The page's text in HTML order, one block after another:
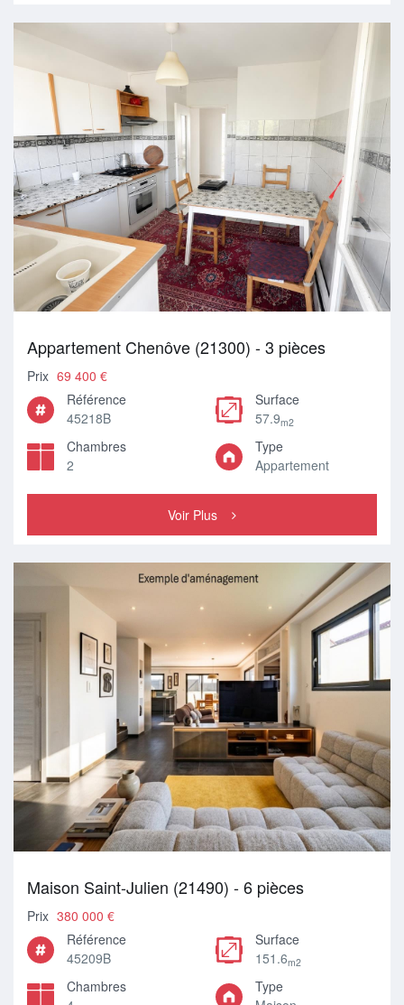
Appartement Chenôve (21300) - 3 pièces
Prix 69 400 €
Référence
45218B
Surface
57.9m2
Chambres
2
Type
Appartement
Voir Plus
Maison Saint-Julien (21490) - 6 pièces
Prix 380 000 €
Référence
45209B
Surface
151.6m2
Chambres
Type